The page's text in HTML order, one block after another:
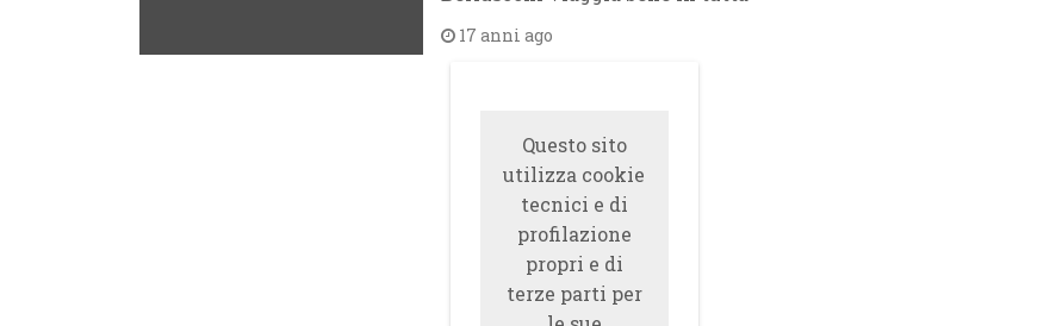
17 anni ago
Questo sito
utilizza cookie
tecnici e di
profilazione
propri e di
terze parti per